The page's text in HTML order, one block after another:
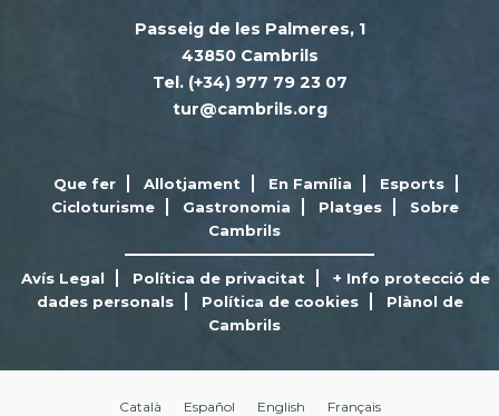
Passeig de les Palmeres, 1
43850 Cambrils
Tel. (+34) 977 79 23 07
tur@cambrils.org
Que fer Allotjament En Família
Esports
Cicloturisme
Gastronomia Platges
Sobre
Cambrils
Avís Legal Política de privacitat
+ Info protecció de
dades personals
Política de cookies
Plànol de
Cambrils
Català Español English Français